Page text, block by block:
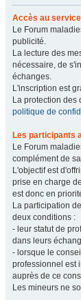
Accès au service
Le Forum
publicité.
La lecture des
nécessaire, de
échanges.
L'inscription est
La protection des
politique de
Les participants
Le Forum
complément de
L'objectif est
prise en charge
est donc en
La participation
deux conditions :
- leur statut de
dans leurs
- lorsque le
professionnel est
auprès de ce
Les mineurs ne